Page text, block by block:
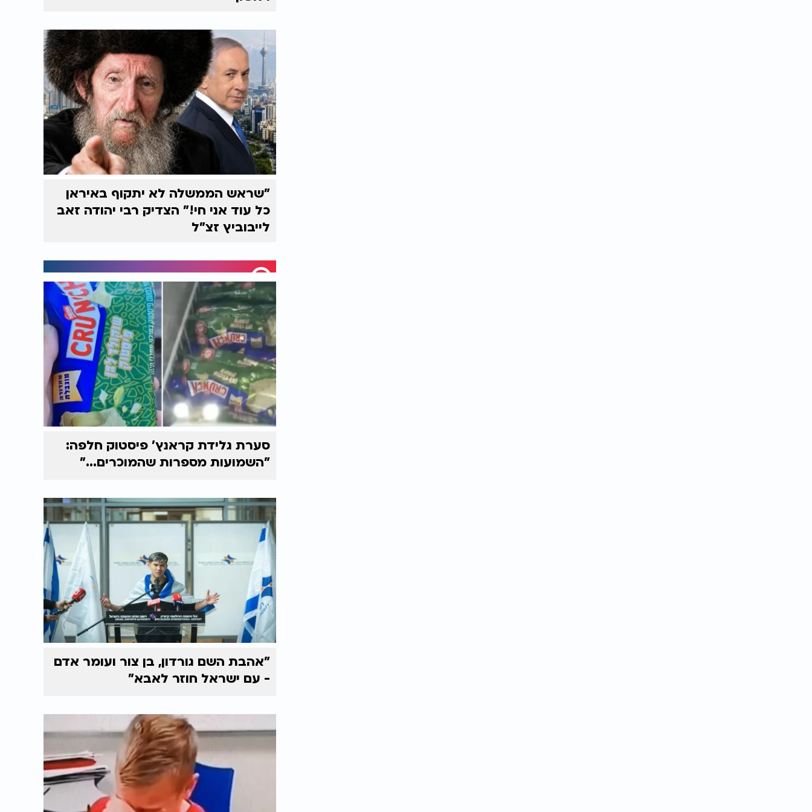
"שראש הממשלה לא יתקוף באיראן
כל עוד אני חי!" הצדיק רבי יהודה זאב
לייבוביץ זצ"ל
סערת גלידת קראנץ' פיסטוק חלפה:
"השמועות מספרות שהמוכרים..."
"אהבת השם גורדון, בן צור ועומר אדם
- עם ישראל חוזר לאבא"